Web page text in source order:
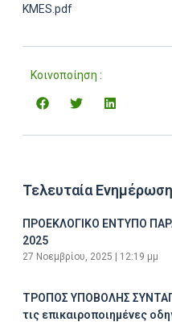
KMES.pdf
Κοινοποίηση :
Τελευταία Ενημέρωση
ΠΡΟΕΚΛΟΓΙΚΟ ΕΝΤΥΠΟ
2025
27 Νοεμβρίου, 2025 12:19 μμ
ΤΡΟΠΟΣ ΥΠΟΒΟΛΗΣ
τις επικαιροποιημένες